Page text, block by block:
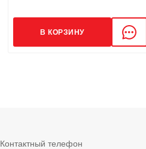
В КОРЗИНУ
Контактный телефон